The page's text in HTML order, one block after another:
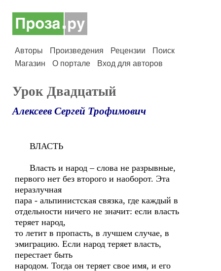
Авторы Произведения Рецензии
Поиск
Магазин
О портале Вход для авторов
Урок Двадцатый
Алексеев Сергей Трофимович
ВЛАСТЬ
Власть и народ – слова не разрывные,
первого нет без второго и наоборот. Эта
неразлучная
пара - альпинистская связка, где каждый в
отдельности ничего не значит: если власть
теряет народ,
то летит в пропасть, в лучшем случае, в
эмиграцию. Если народ теряет власть,
перестает быть
народом. Тогда он теряет свое имя, и его